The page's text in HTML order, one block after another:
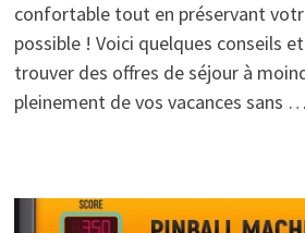
confortable tout en préservant
possible ! Voici quelques conseils
trouver des offres de séjour à
pleinement de vos vacances sans …